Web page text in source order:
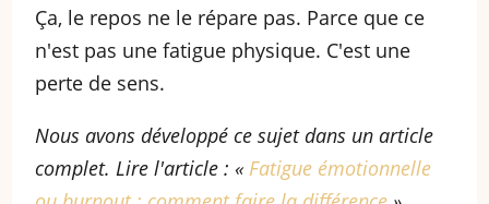
Ça, le repos ne le répare pas. Parce que ce
n'est pas une fatigue physique. C'est une
perte de sens.
Nous avons développé ce sujet dans un article
complet. Lire l'article : « Fatigue émotionnelle